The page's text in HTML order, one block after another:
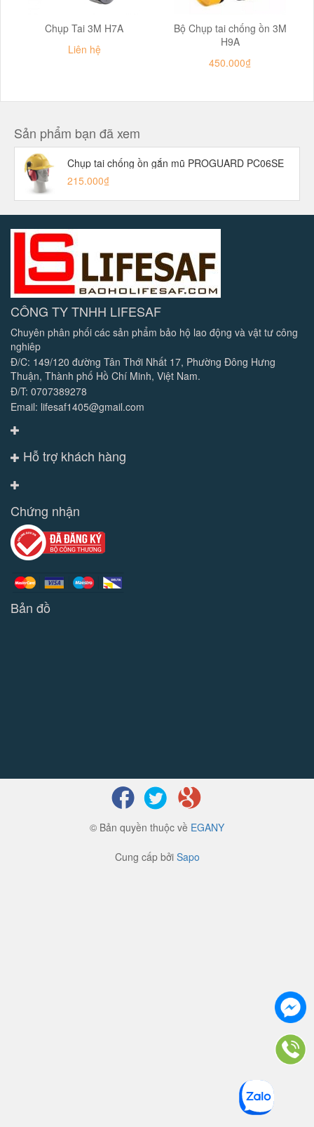
Chụp Tai 3M H7A
Liên hệ
Bộ Chụp tai chống ồn 3M
H9A
450.000₫
Sản phẩm bạn đã xem
Chụp tai chống ồn gắn mũ PROGUARD PC06SE
215.000₫
CÔNG TY TNHH LIFESAF
Chuyên phân phối các sản phẩm bảo hộ lao động và vật tư công
nghiêp
Đ/C: 149/120 đường Tân Thới Nhất 17, Phường Đông Hưng
Thuận, Thành phố Hồ Chí Minh, Việt Nam.
Đ/T: 0707389278
Email: lifesaf1405@gmail.com
Hỗ trợ khách hàng
Chứng nhận
Bản đồ
© Bản quyền thuộc về EGANY
Cung cấp bởi Sapo